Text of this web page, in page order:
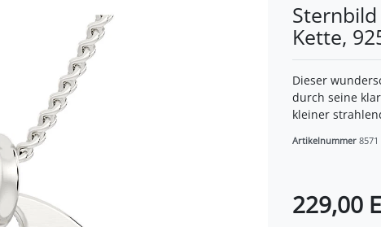
Kette,
Dieser
durch seine
kleiner
Artikelnummer 8571
229,00